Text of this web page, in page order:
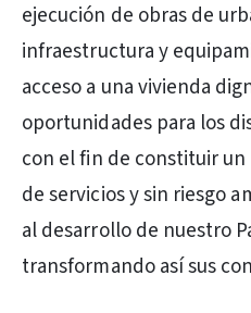
ejecución de obras de
infraestructura y
acceso a una vivienda
oportunidades para los
con el fin de constituir
de servicios y sin riesgo
al desarrollo de nuestro
transformando así sus